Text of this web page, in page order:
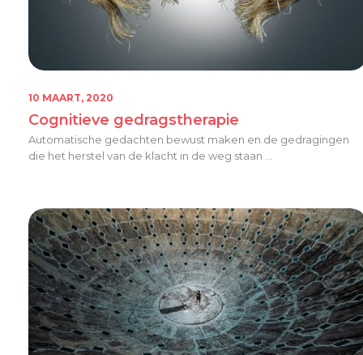
Cognitieve gedragstherapie
Automatische gedachten bewust maken en de gedragingen
die het herstel van de klacht in de weg staan ...
10 MAART, 2020